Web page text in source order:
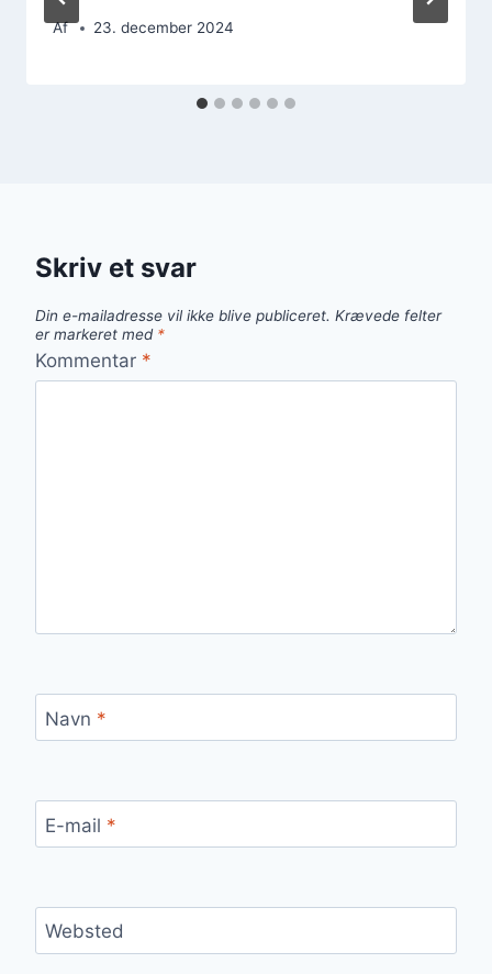
Af 23. december 2024
Skriv et svar
Din e-mailadresse vil ikke blive publiceret. Krævede felter
er markeret med *
Kommentar *
Navn *
E-mail *
Websted